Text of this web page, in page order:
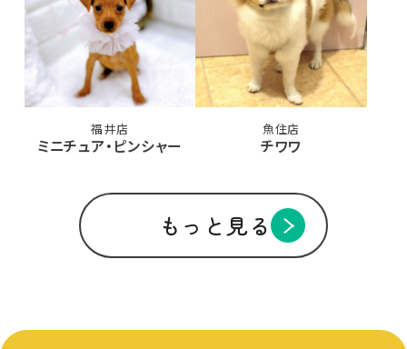
福井店
ミニチュア・ピンシャー
魚住店
チワワ
もっと見る